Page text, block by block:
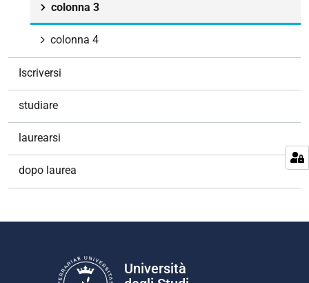
colonna 3
colonna 4
Iscriversi
studiare
laurearsi
dopo laurea
Università